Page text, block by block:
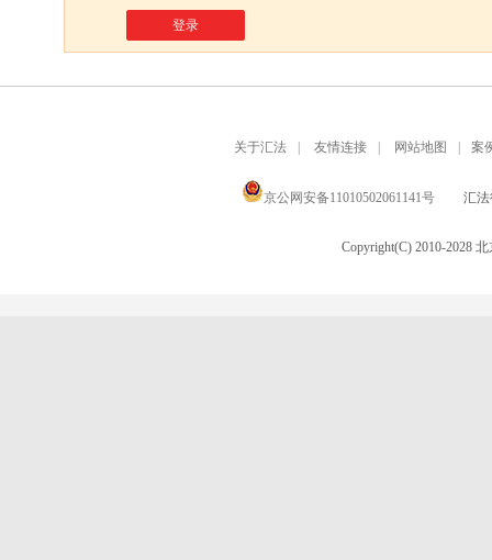
登录
关于汇法 友情连接 网站地图 案
京公网安备11010502061141号 汇法
Copyright(C) 2010-2028